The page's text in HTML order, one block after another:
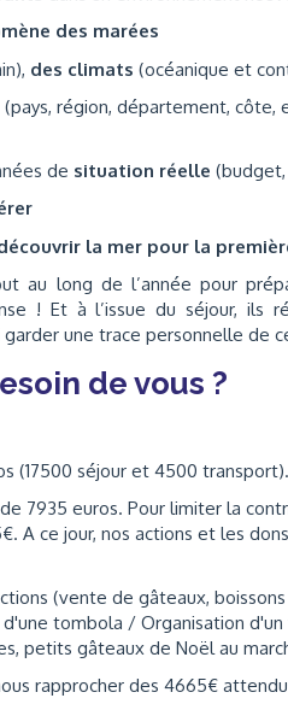
des marées
des climats (océanique et
(pays, région, département, côte,
de situation réelle
la mer pour la
au long de l’année pour
! Et à l’issue du séjour, ils
une trace personnelle de
de vous ?
(17500 séjour et 4500 transport).
7935 euros. Pour limiter la
A ce jour, nos actions et les
(vente de gâteaux,
tombola / Organisation
petits gâteaux de Noël au
rapprocher des 4665€